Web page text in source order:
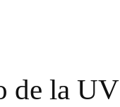
de la UV